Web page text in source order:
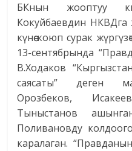
БКнын жооптуу
Кокуйбаевдин НКВДга
күнөө коюп сурак
13-сентябрында
В.Ходаков
саясаты” деген
Орозбеков,
Тыныстанов
Поливановду
каралаган.